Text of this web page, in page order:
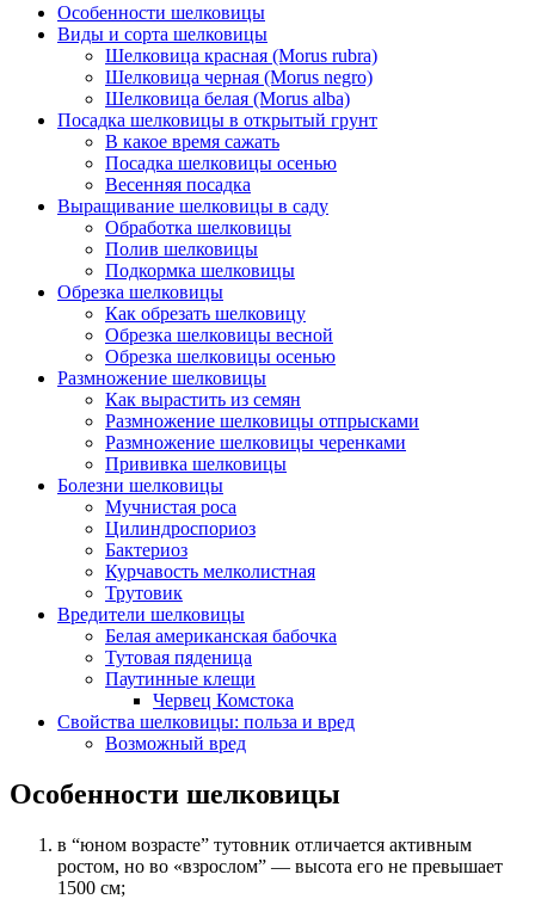
Особенности шелковицы
Виды и сорта шелковицы
Шелковица красная (Morus rubra)
Шелковица черная (Morus negro)
Шелковица белая (Morus alba)
Посадка шелковицы в открытый грунт
В какое время сажать
Посадка шелковицы осенью
Весенняя посадка
Выращивание шелковицы в саду
Обработка шелковицы
Полив шелковицы
Подкормка шелковицы
Обрезка шелковицы
Как обрезать шелковицу
Обрезка шелковицы весной
Обрезка шелковицы осенью
Размножение шелковицы
Как вырастить из семян
Размножение шелковицы отпрысками
Размножение шелковицы черенками
Прививка шелковицы
Болезни шелковицы
Мучнистая роса
Цилиндроспориоз
Бактериоз
Курчавость мелколистная
Трутовик
Вредители шелковицы
Белая американская бабочка
Тутовая пяденица
Паутинные клещи
Червец Комстока
Свойства шелковицы: польза и вред
Возможный вред
Особенности шелковицы
в “юном возрасте” тутовник отличается активным
ростом, но во «взрослом” — высота его не превышает
1500 см;